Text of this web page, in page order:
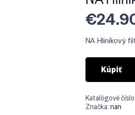
€
NA Hliníkový
Kúpiť
Katalógové
Značka:nan